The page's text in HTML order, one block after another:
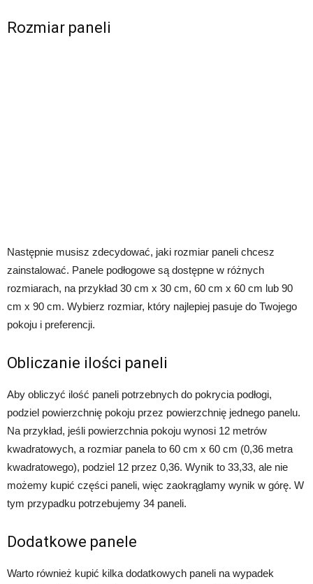
Rozmiar paneli
Następnie musisz zdecydować, jaki rozmiar paneli chcesz
zainstalować. Panele podłogowe są dostępne w różnych
rozmiarach, na przykład 30 cm x 30 cm, 60 cm x 60 cm lub 90
cm x 90 cm. Wybierz rozmiar, który najlepiej pasuje do Twojego
pokoju i preferencji.
Obliczanie ilości paneli
Aby obliczyć ilość paneli potrzebnych do pokrycia podłogi,
podziel powierzchnię pokoju przez powierzchnię jednego panelu.
Na przykład, jeśli powierzchnia pokoju wynosi 12 metrów
kwadratowych, a rozmiar panela to 60 cm x 60 cm (0,36 metra
kwadratowego), podziel 12 przez 0,36. Wynik to 33,33, ale nie
możemy kupić części paneli, więc zaokrąglamy wynik w górę. W
tym przypadku potrzebujemy 34 paneli.
Dodatkowe panele
Warto również kupić kilka dodatkowych paneli na wypadek